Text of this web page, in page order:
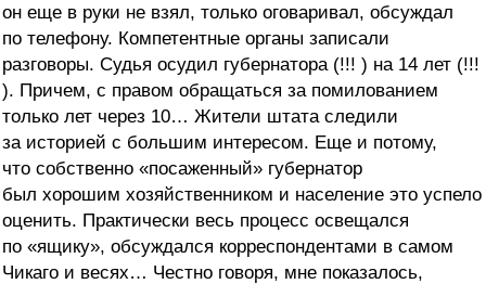
он еще в руки не взял, только оговаривал, обсуждал
по телефону. Компетентные органы записали
разговоры. Судья осудил губернатора (!!! ) на 14 лет (!!!
). Причем, с правом обращаться за помилованием
только лет через 10… Жители штата следили
за историей с большим интересом. Еще и потому,
что собственно «посаженный» губернатор
был хорошим хозяйственником и население это успело
оценить. Практически весь процесс освещался
по «ящику», обсуждался корреспондентами в самом
Чикаго и весях… Честно говоря, мне показалось,